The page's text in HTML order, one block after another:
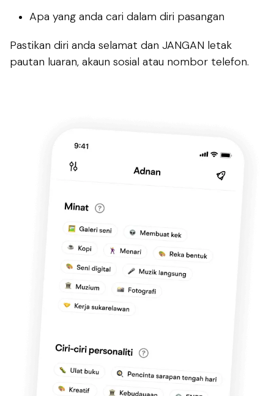
Apa yang anda cari dalam diri pasangan
Pastikan diri anda selamat dan JANGAN letak
pautan luaran, akaun sosial atau nombor telefon.